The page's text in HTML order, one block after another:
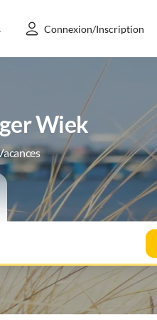
Connexion/Inscription
Wiek